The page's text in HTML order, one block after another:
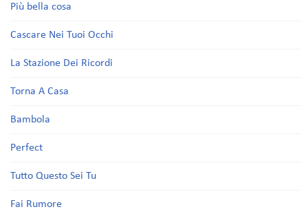
Più bella cosa
Cascare Nei Tuoi Occhi
La Stazione Dei Ricordi
Torna A Casa
Bambola
Perfect
Tutto Questo Sei Tu
Fai Rumore